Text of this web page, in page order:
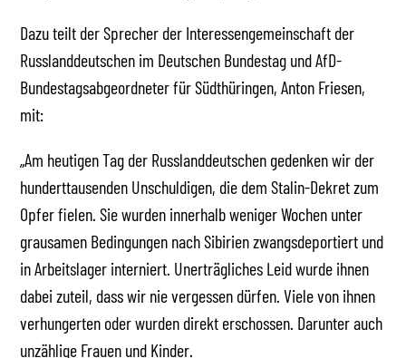
Dazu teilt der Sprecher der Interessengemeinschaft der
Russlanddeutschen im Deutschen Bundestag und AfD-
Bundestagsabgeordneter für Südthüringen, Anton Friesen,
mit:
„Am heutigen Tag der Russlanddeutschen gedenken wir der
hunderttausenden Unschuldigen, die dem Stalin-Dekret zum
Opfer fielen. Sie wurden innerhalb weniger Wochen unter
grausamen Bedingungen nach Sibirien zwangsdeportiert und
in Arbeitslager interniert. Unerträgliches Leid wurde ihnen
dabei zuteil, dass wir nie vergessen dürfen. Viele von ihnen
verhungerten oder wurden direkt erschossen. Darunter auch
unzählige Frauen und Kinder.